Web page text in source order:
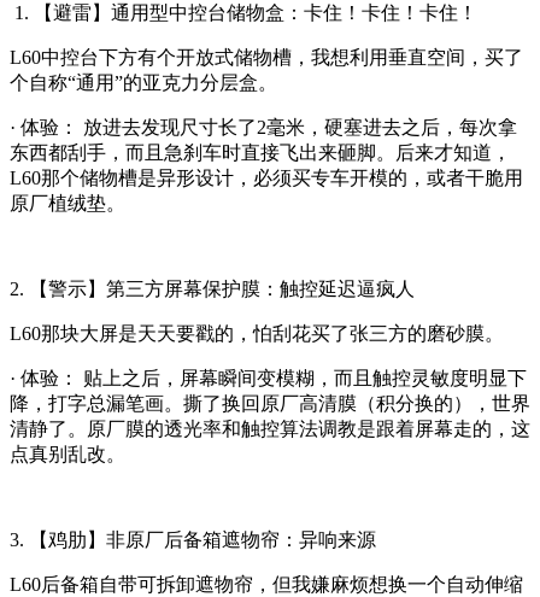
1. 【避雷】通用型中控台储物盒：卡住！卡住！卡住！
L60中控台下方有个开放式储物槽，我想利用垂直空间，买了
个自称“通用”的亚克力分层盒。
· 体验： 放进去发现尺寸长了2毫米，硬塞进去之后，每次拿
东西都刮手，而且急刹车时直接飞出来砸脚。后来才知道，
L60那个储物槽是异形设计，必须买专车开模的，或者干脆用
原厂植绒垫。
2. 【警示】第三方屏幕保护膜：触控延迟逼疯人
L60那块大屏是天天要戳的，怕刮花买了张三方的磨砂膜。
· 体验： 贴上之后，屏幕瞬间变模糊，而且触控灵敏度明显下
降，打字总漏笔画。撕了换回原厂高清膜（积分换的），世界
清静了。原厂膜的透光率和触控算法调教是跟着屏幕走的，这
点真别乱改。
3. 【鸡肋】非原厂后备箱遮物帘：异响来源
L60后备箱自带可拆卸遮物帘，但我嫌麻烦想换一个自动伸缩